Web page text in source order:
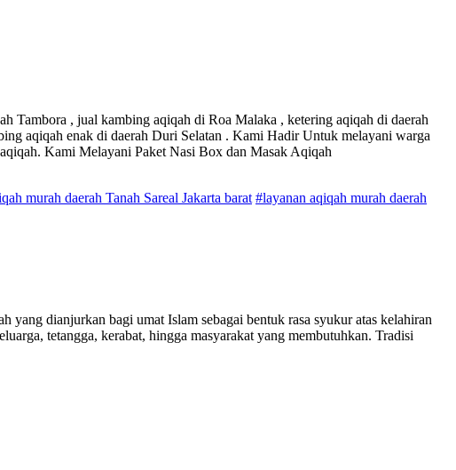
Tambora , jual kambing aqiqah di Roa Malaka , ketering aqiqah di daerah
aqiqah enak di daerah Duri Selatan . Kami Hadir Untuk melayani warga
Kami Melayani Paket Nasi Box dan Masak Aqiqah
murah daerah Tanah Sareal Jakarta barat #layanan aqiqah murah daerah
dianjurkan bagi umat Islam sebagai bentuk rasa syukur atas kelahiran
tetangga, kerabat, hingga masyarakat yang membutuhkan. Tradisi